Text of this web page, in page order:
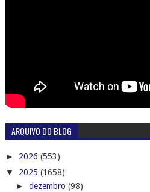
ARQUIVO DO BLOG
► 2026 (553)
▼ 2025 (1658)
► dezembro (98)